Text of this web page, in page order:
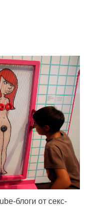
блоги от секс-